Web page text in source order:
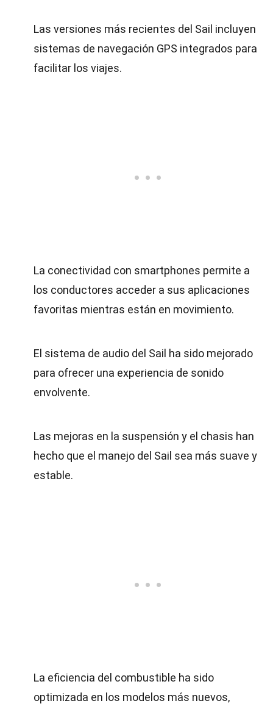
Las versiones más recientes del Sail incluyen
sistemas de navegación GPS integrados para
facilitar los viajes.
La conectividad con smartphones permite a
los conductores acceder a sus aplicaciones
favoritas mientras están en movimiento.
El sistema de audio del Sail ha sido mejorado
para ofrecer una experiencia de sonido
envolvente.
Las mejoras en la suspensión y el chasis han
hecho que el manejo del Sail sea más suave y
estable.
La eficiencia del combustible ha sido
optimizada en los modelos más nuevos,